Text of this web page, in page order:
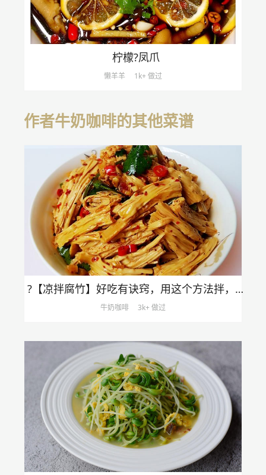
柠檬?凤爪
懒羊羊 1k+ 做过
作者牛奶咖啡的其他菜谱
?【凉拌腐竹】好吃有诀窍，用这个方法拌，鲜香美味又下饭！
牛奶咖啡 3k+ 做过